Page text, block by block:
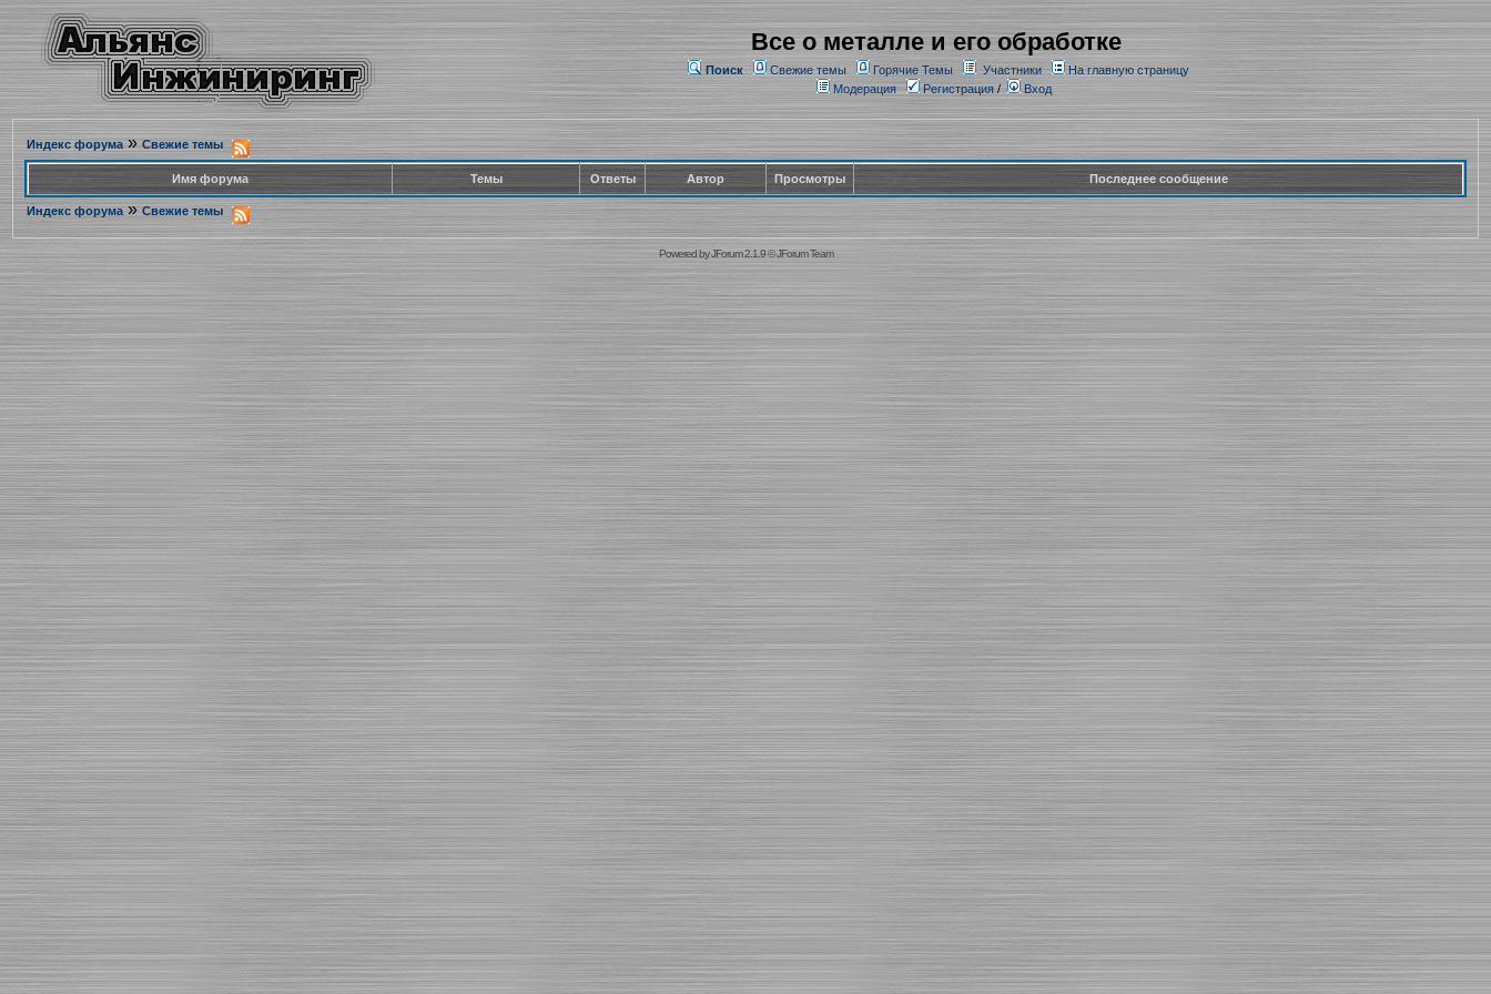
Все о металле и его обработке
Поиск Свежие темы Горячие Темы Участники
На главную страницу
Модерация
Регистрация/ Вход
Индекс форума» Свежие темы
Имя форума Темы Ответы Автор Просмотры Последнее сообщение
Индекс форума » Свежие темы
Powered byJForum 2.1.9©JForum Team